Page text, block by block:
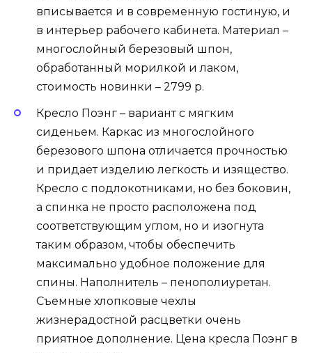
вписывается и в современную гостиную, и
в интерьер рабочего кабинета. Материал –
многослойный березовый шпон,
обработанный морилкой и лаком,
стоимость новинки – 2799 р.
Кресло Поэнг – вариант с мягким
сиденьем. Каркас из многослойного
березового шпона отличается прочностью
и придает изделию легкость и изящество.
Кресло с подлокотниками, но без боковин,
а спинка не просто расположена под
соответствующим углом, но и изогнута
таким образом, чтобы обеспечить
максимально удобное положение для
спины. Наполнитель – пенополиуретан.
Съемные хлопковые чехлы
жизнерадостной расцветки очень
приятное дополнение. Цена кресла Поэнг в